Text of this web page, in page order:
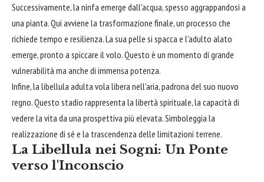
Successivamente, la ninfa emerge dall'acqua, spesso aggrappandosi a
una pianta. Qui avviene la trasformazione finale, un processo che
richiede tempo e resilienza. La sua pelle si spacca e l'adulto alato
emerge, pronto a spiccare il volo. Questo è un momento di grande
vulnerabilità ma anche di immensa potenza.
Infine, la libellula adulta vola libera nell'aria, padrona del suo nuovo
regno. Questo stadio rappresenta la libertà spirituale, la capacità di
vedere la vita da una prospettiva più elevata. Simboleggia la
realizzazione di sé e la trascendenza delle limitazioni terrene.
La Libellula nei Sogni: Un Ponte
verso l'Inconscio